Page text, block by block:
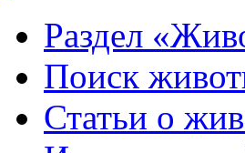
Раздел
Поиск
Статьи о